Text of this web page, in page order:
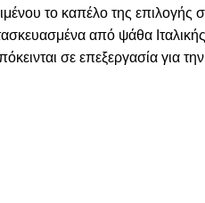
το καπέλο της
από ψάθα
σε επεξεργασία για